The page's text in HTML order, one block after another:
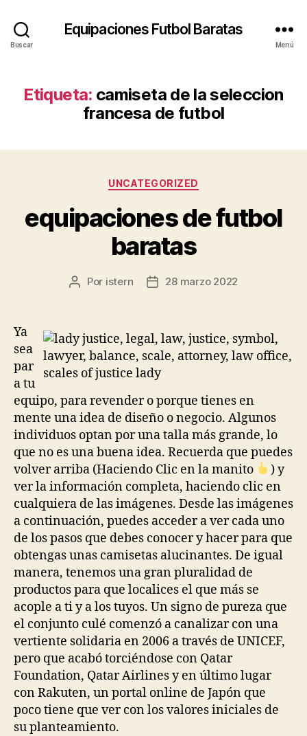
Buscar
Equipaciones Futbol Baratas
Menú
Etiqueta: camiseta de la seleccion
francesa de futbol
Categorías
UNCATEGORIZED
equipaciones de futbol
baratas
Autor
Por istern
Fecha28 marzo 2022
Ya
sea
par
a tu
equipo, para revender o porque tienes en
mente una idea de diseño o negocio. Algunos
individuos optan por una talla más grande, lo
que no es una buena idea. Recuerda que puedes
volver arriba (Haciendo Clic en la manito
) y
ver la información completa, haciendo clic en
cualquiera de las imágenes. Desde las imágenes
a continuación, puedes acceder a ver cada uno
de los pasos que debes conocer y hacer para que
obtengas unas camisetas alucinantes. De igual
manera, tenemos una gran pluralidad de
productos para que localices el que más se
acople a ti y a los tuyos. Un signo de pureza que
el conjunto culé comenzó a canalizar con una
vertiente solidaria en 2006 a través de UNICEF,
pero que acabó torciéndose con Qatar
Foundation, Qatar Airlines y en último lugar
con Rakuten, un portal online de Japón que
poco tiene que ver con los valores iniciales de
su planteamiento.